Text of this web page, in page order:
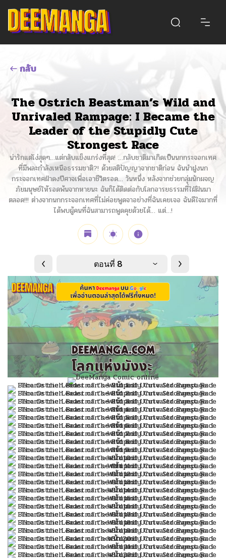
กลับ
The Ostrich Beastman’s Wild and
Unrivaled Rampage: I Became the
Leader of the Stupidly Cute
Strongest Race
น่ารักแต่โง่สุดๆ…แต่กลับแข็งแกร่งที่สุด! …กลับชาติมาเกิดเป็นนกกระจอกเทศ
ที่มีพละกำลังเหนือธรรมชาติ?! ด้วยสติปัญญาจากชาติก่อน ฉันนำฝูงนก
กระจอกเทศฝ่าดงปีศาจเพื่อเอาชีวิตรอด… วันหนึ่ง หลังจากช่วยกลุ่มนักผจญ
ภัยมนุษย์ให้รอดพ้นจากหายนะ ฉันก็ได้ติดต่อกับโลกอารยธรรมที่ใฝ่ฝันมา
ตลอด!!! ต่างจากนกกระจอกเทศที่ไม่ค่อยพูดจาอย่างที่ฉันเคยเจอ ฉันดีใจมากที่
ได้พบผู้คนที่ฉันสามารถพูดคุยด้วยได้… แต่…!
ตอนที่ 8